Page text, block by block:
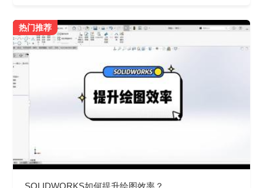
热门推荐
SOLIDWORKS如何提升绘图效率？